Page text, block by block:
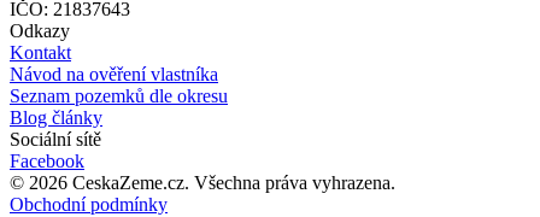
IČO: 21837643
Odkazy
Kontakt
Návod na ověření vlastníka
Seznam pozemků dle okresu
Blog články
Sociální sítě
Facebook
© 2026 CeskaZeme.cz. Všechna práva vyhrazena.
Obchodní podmínky